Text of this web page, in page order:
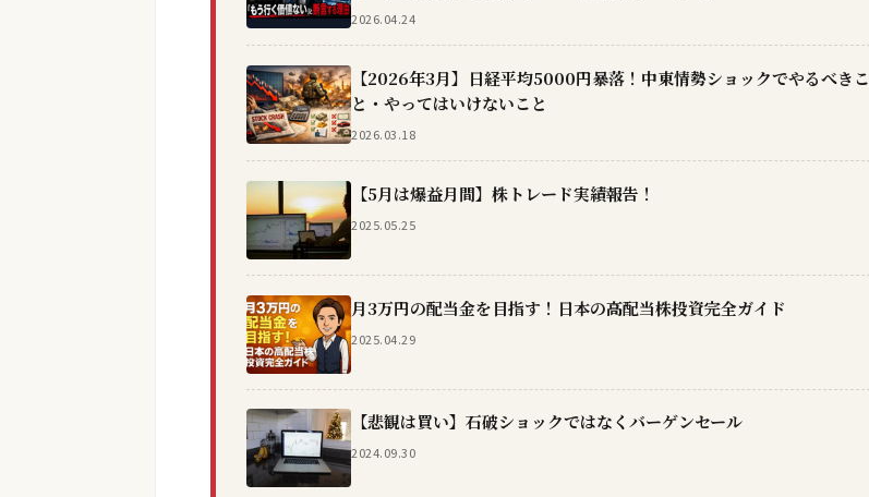
2026.04.24
【2026年3月】日経平均5000円暴落！中東情勢ショックでやるべきこ
と・やってはいけないこと
2026.03.18
【5月は爆益月間】株トレード実績報告！
2025.05.25
月3万円の配当金を目指す！日本の高配当株投資完全ガイド
2025.04.29
【悲観は買い】石破ショックではなくバーゲンセール
2024.09.30